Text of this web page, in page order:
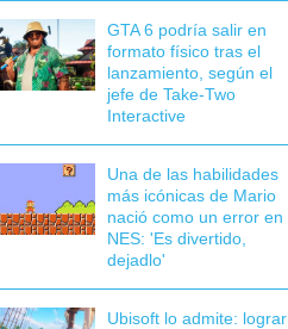
GTA 6 podría salir en
formato físico tras el
lanzamiento, según el
jefe de Take-Two
Interactive
Una de las habilidades
más icónicas de Mario
nació como un error en
NES: 'Es divertido,
dejadlo'
Ubisoft lo admite: lograr